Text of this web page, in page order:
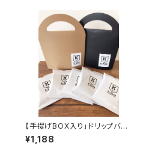
【手提げBOX入り」ドリップバッ
グ(5P)
¥1,188